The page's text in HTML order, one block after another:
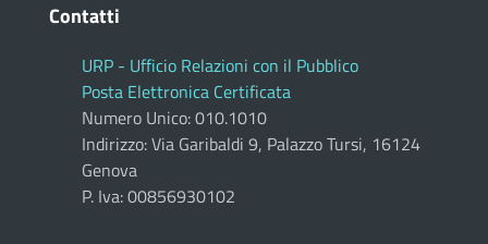
Contatti
URP - Ufficio Relazioni con il Pubblico
Posta Elettronica Certificata
Numero Unico: 010.1010
Indirizzo: Via Garibaldi 9, Palazzo Tursi, 16124
Genova
P. Iva: 00856930102